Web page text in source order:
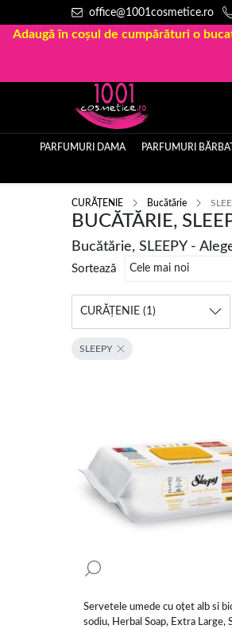
office@1001cosmetice.ro
Adaugă în coșul de cumpărături o
PARFUMURI DAMA PARFUMURI
CURĂȚENIE Bucătărie
BUCĂTĂRIE,
Bucătărie, SLEEPY -
Sortează
CURĂȚENIE (1)
SLEEPY
Servetele umede cu oțet alb si
sodiu, Herbal Soap, Extra Large,